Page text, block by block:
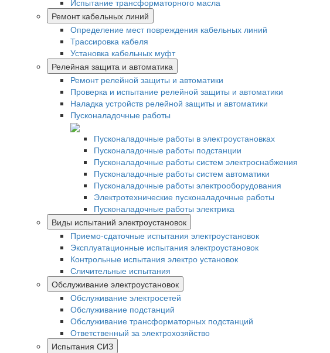
Испытание трансформаторного масла
Ремонт кабельных линий
Определение мест повреждения кабельных линий
Трассировка кабеля
Установка кабельных муфт
Релейная защита и автоматика
Ремонт релейной защиты и автоматики
Проверка и испытание релейной защиты и автоматики
Наладка устройств релейной защиты и автоматики
Пусконаладочные работы
Пусконаладочные работы в электроустановках
Пусконаладочные работы подстанции
Пусконаладочные работы систем электроснабжения
Пусконаладочные работы систем автоматики
Пусконаладочные работы электрооборудования
Электротехнические пусконаладочные работы
Пусконаладочные работы электрика
Виды испытаний электроустановок
Приемо-сдаточные испытания электроустановок
Эксплуатационные испытания электроустановок
Контрольные испытания электро установок
Сличительные испытания
Обслуживание электроустановок
Обслуживание электросетей
Обслуживание подстанций
Обслуживание трансформаторных подстанций
Ответственный за электрохозяйство
Испытания СИЗ